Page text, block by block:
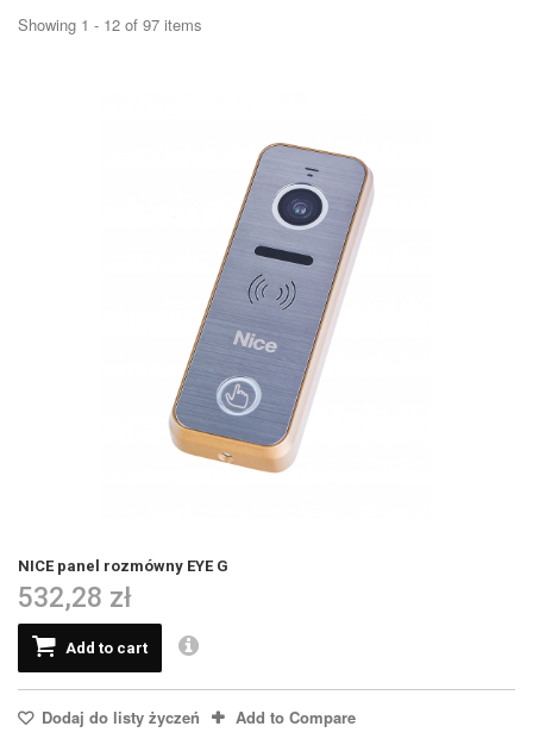
Showing 1 - 12 of 97 items
NICE panel rozmówny EYE G
532,28 zł
Add to cart
Dodaj do listy życzeń Add to Compare